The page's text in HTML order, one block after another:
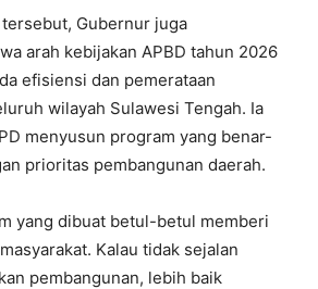
Gubernur juga
arah kebijakan APBD tahun 2026
efisiensi dan pemerataan
wilayah Sulawesi Tengah. Ia
menyusun program yang benar-
prioritas pembangunan daerah.
yang dibuat betul-betul memberi
Kalau tidak sejalan
pembangunan, lebih baik